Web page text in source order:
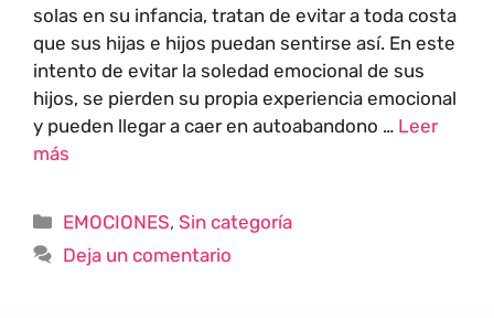
solas en su infancia, tratan de evitar a toda costa
que sus hijas e hijos puedan sentirse así. En este
intento de evitar la soledad emocional de sus
hijos, se pierden su propia experiencia emocional
y pueden llegar a caer en autoabandono … Leer
más
EMOCIONES,Sin categoría
Deja un comentario